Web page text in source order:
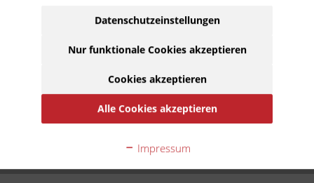
Beschreibung
Kettenkit bzw. Kettensatz für zugewiesenes Modell gem.
Datenschutzeinstellungen
Nur funktionale Cookies akzeptieren
Cookies akzeptieren
Alle Cookies akzeptieren
Impressum